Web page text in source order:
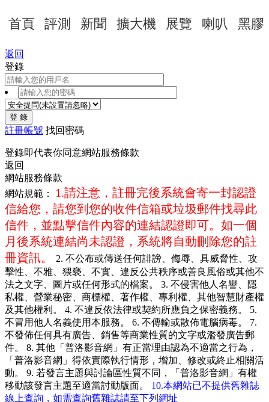
首頁 評測 新聞 擴大機 展覽 喇叭 黑膠
返回
登錄
登 錄
註冊帳號 找回密碼
登錄即代表你同意網站服務條款
返回
網站服務條款
網站規範： 1.請注意，註冊完後系統會寄一封認證
信給您，請您到您的收件信箱或垃圾郵件找尋此
信件，並點擊信件內容的連結認證即可。如一個
月後系統連結尚未認證，系統將自動刪除您的註
冊資訊。
2. 不公布或傳送任何誹謗、侮辱、具威脅性、攻
擊性、不雅、猥褻、不實、違反公共秩序或善良風俗或其他不
法之文字、圖片或任何形式的檔案。 3. 不侵害他人名譽、隱
私權、營業秘密、商標權、著作權、專利權、其他智慧財產權
及其他權利。 4. 不違反依法律或契約所應負之保密義務。 5.
不冒用他人名義使用本服務。 6. 不傳輸或散佈電腦病毒。 7.
不發佈任何具有廣告、銷售等商業性質的文字或濫發廣告郵
件。 8. 其他「普洛影音網」有正當理由認為不適當之行為，
「普洛影音網」得依實際執行情形，增加、修改或終止相關活
動。 9. 若發言主題與討論區性質不同，「普洛影音網」有權
移動該發言主題至適當討動版面。 10.本網站已不提供舊雜誌
線上查詢，如需查詢舊雜誌請至下列網址